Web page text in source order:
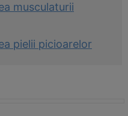
musculaturii
pielii picioarelor